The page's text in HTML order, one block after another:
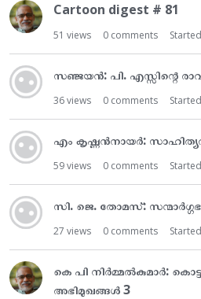
Cartoon digest # 81
51 views 0 comments
സഞ്ജയൻ: പി. എസ്സിന്റെ
36views 0 comments
എം കൃഷ്ണൻനായർ:
59views 0 comments
സി. ജെ. തോമസ്:
27 views 0 comments
കെ പി നിർമ്മൽകുമാർ:
അഭിമുഖങ്ങൾ 3